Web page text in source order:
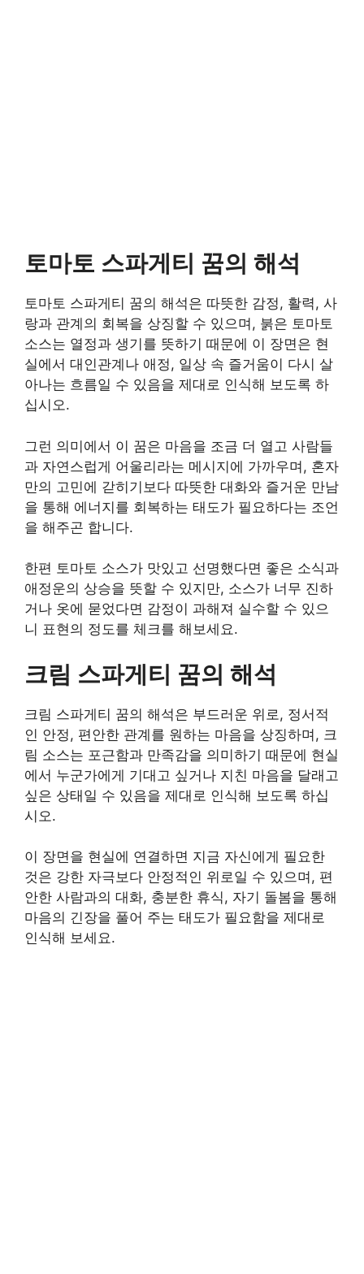
토마토 스파게티 꿈의 해석
토마토 스파게티 꿈의 해석은 따뜻한 감정, 활력, 사
랑과 관계의 회복을 상징할 수 있으며, 붉은 토마토
소스는 열정과 생기를 뜻하기 때문에 이 장면은 현
실에서 대인관계나 애정, 일상 속 즐거움이 다시 살
아나는 흐름일 수 있음을 제대로 인식해 보도록 하
십시오.
그런 의미에서 이 꿈은 마음을 조금 더 열고 사람들
과 자연스럽게 어울리라는 메시지에 가까우며, 혼자
만의 고민에 갇히기보다 따뜻한 대화와 즐거운 만남
을 통해 에너지를 회복하는 태도가 필요하다는 조언
을 해주곤 합니다.
한편 토마토 소스가 맛있고 선명했다면 좋은 소식과
애정운의 상승을 뜻할 수 있지만, 소스가 너무 진하
거나 옷에 묻었다면 감정이 과해져 실수할 수 있으
니 표현의 정도를 체크를 해보세요.
크림 스파게티 꿈의 해석
크림 스파게티 꿈의 해석은 부드러운 위로, 정서적
인 안정, 편안한 관계를 원하는 마음을 상징하며, 크
림 소스는 포근함과 만족감을 의미하기 때문에 현실
에서 누군가에게 기대고 싶거나 지친 마음을 달래고
싶은 상태일 수 있음을 제대로 인식해 보도록 하십
시오.
이 장면을 현실에 연결하면 지금 자신에게 필요한
것은 강한 자극보다 안정적인 위로일 수 있으며, 편
안한 사람과의 대화, 충분한 휴식, 자기 돌봄을 통해
마음의 긴장을 풀어 주는 태도가 필요함을 제대로
인식해 보세요.